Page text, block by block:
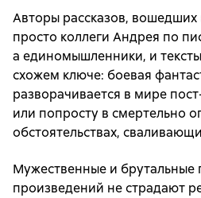
Авторы рассказов, вошедших
просто коллеги Андрея по
а единомышленники, и
схожем ключе: боевая
разворачивается в мире
или попросту в смертельно
обстоятельствах,
Мужественные и брутальные
произведений не страдают